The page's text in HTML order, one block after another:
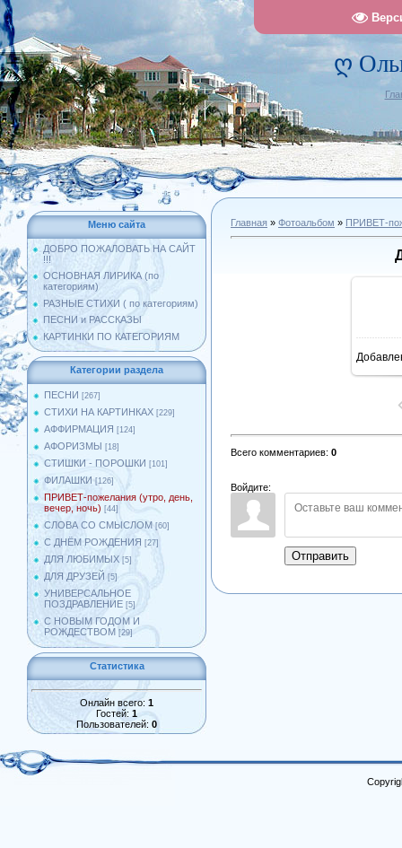
ღ
Меню сайта
ДОБРО ПОЖАЛОВАТЬ НА САЙТ
!!!
ОСНОВНАЯ ЛИРИКА (по
категориям)
РАЗНЫЕ СТИХИ ( по категориям)
ПЕСНИ и РАССКАЗЫ
КАРТИНКИ ПО КАТЕГОРИЯМ
Категории раздела
ПЕСНИ [267]
СТИХИ НА КАРТИНКАХ [229]
АФФИРМАЦИЯ [124]
АФОРИЗМЫ [18]
СТИШКИ - ПОРОШКИ [101]
ФИЛАШКИ [126]
ПРИВЕТ-пожелания (утро, день,
вечер, ночь) [44]
СЛОВА СО СМЫСЛОМ [60]
С ДНЁМ РОЖДЕНИЯ [27]
ДЛЯ ЛЮБИМЫХ [5]
ДЛЯ ДРУЗЕЙ [5]
УНИВЕРСАЛЬНОЕ
ПОЗДРАВЛЕНИЕ [5]
С НОВЫМ ГОДОМ И
РОЖДЕСТВОМ [29]
Статистика
Онлайн всего: 1
Гостей: 1
Пользователей: 0
Главная » Фотоальбом » ПРИВЕТ-
Всего комментариев: 0
Войдите:
Отправить